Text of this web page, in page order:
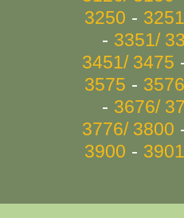
3250 -
- 3351/
3451/ 3475
3575 -
- 3676/
3776/ 3800
3900 -